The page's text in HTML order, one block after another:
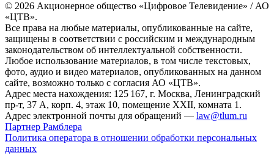
© 2026 Акционерное общество «Цифровое Телевидение» / АО
«ЦТВ».
Все права на любые материалы, опубликованные на сайте,
защищены в соответствии с российским и международным
законодательством об интеллектуальной собственности.
Любое использование материалов, в том числе текстовых,
фото, аудио и видео материалов, опубликованных на данном
сайте, возможно только с согласия АО «ЦТВ».
Адрес места нахождения: 125 167, г. Москва, Ленинградский
пр-т, 37 А, корп. 4, этаж 10, помещение XXII, комната 1.
Адрес электронной почты для обращений — law@tlum.ru
Партнер Рамблера
Политика оператора в отношении обработки персональных
данных